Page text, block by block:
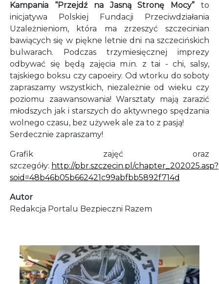
Kampania “Przejdź na Jasną Stronę Mocy” to
inicjatywa Polskiej Fundacji Przeciwdziałania
Uzależnieniom, która ma zrzeszyć szczecinian
bawiących się w piękne letnie dni na szczecińskich
bulwarach. Podczas trzymiesięcznej imprezy
odbywać się będą zajęcia m.in. z tai - chi, salsy,
tajskiego boksu czy capoeiry. Od wtorku do soboty
zapraszamy wszystkich, niezależnie od wieku czy
poziomu zaawansowania! Warsztaty mają zarazić
młodszych jak i starszych do aktywnego spędzania
wolnego czasu, bez używek ale za to z pasją!
Serdecznie zapraszamy!
Grafik zajęć oraz
szczegóły: http://pbr.szczecin.pl/chapter_202025.asp?
soid=48b46b05b662421c99abfbb5892f714d
Autor
Redakcja Portalu Bezpieczni Razem